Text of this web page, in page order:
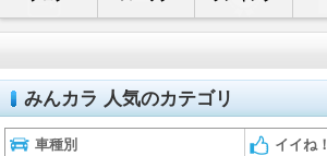
みんカラ 人気のカテゴリ
車種別 イイね！